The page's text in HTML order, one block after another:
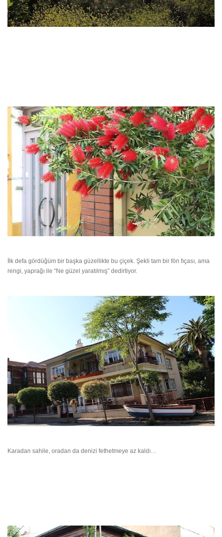
İlk defa gördüğüm bir başka güzellikte bu çiçek. Şekli tam bir fön fıçası, ama
rengi, yaprağı ile “Ne güzel yaratılmış” dedirtiyor.
Karadan sahile, oradan da denizi fethetmeye az kaldı…